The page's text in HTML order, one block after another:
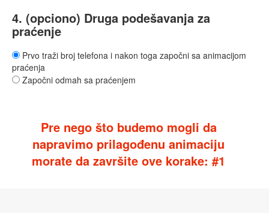
4. (opciono) Druga podešavanja za
praćenje
Prvo traži broj telefona i nakon toga započni sa animacijom
praćenja
Započni odmah sa praćenjem
Pre nego što budemo mogli da
napravimo prilagođenu animaciju
morate da završite ove korake: #1